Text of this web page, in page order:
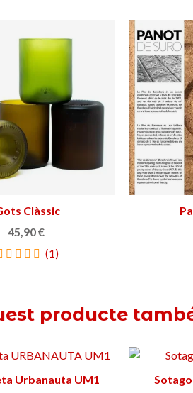
Afegir a la cistella
Clàssic
45,90 €
(1)
producte
Triar opció
Urbanauta UM1